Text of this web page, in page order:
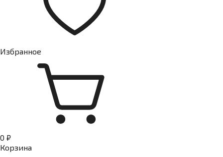
Избранное
0 ₽
Корзина